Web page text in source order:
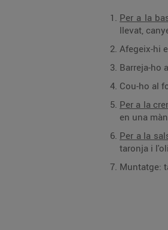
Per a la
llevat,
Afegeix-hi
Barreja-ho
Cou-ho al
Per a la
en una
Per a la
taronja i
Muntatge: